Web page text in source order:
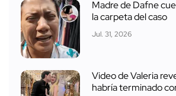
Madre de Dafne
la carpeta del caso
Jul. 31, 2026
Video de Valeria
habría terminado